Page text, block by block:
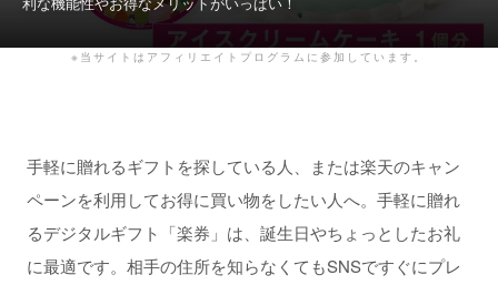
※当サイトはアフィリエイトプログラムに参加しています。
手軽に贈れるギフトを探している人、または楽天のキャン
ペーンを利用してお得に買い物をしたい人へ。手軽に贈れ
るデジタルギフト「楽券」は、誕生日やちょっとしたお礼
に最適です。相手の住所を知らなくてもSNSですぐにプレ